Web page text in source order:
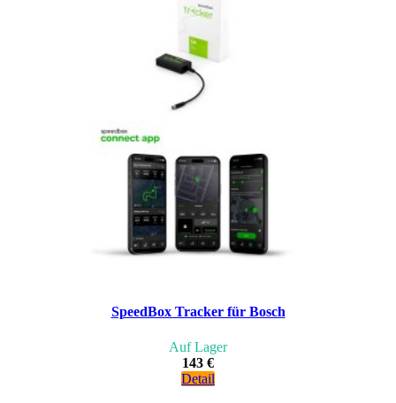
SpeedBox Tracker für Bosch
Auf Lager
143 €
Detail